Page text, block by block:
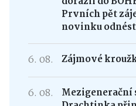
Prvních pět
novinku
6. 08. Zájmové
6. 08.
Mezigenerační